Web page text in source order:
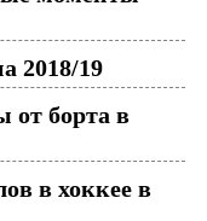
2018/19
борта в
в хоккее в